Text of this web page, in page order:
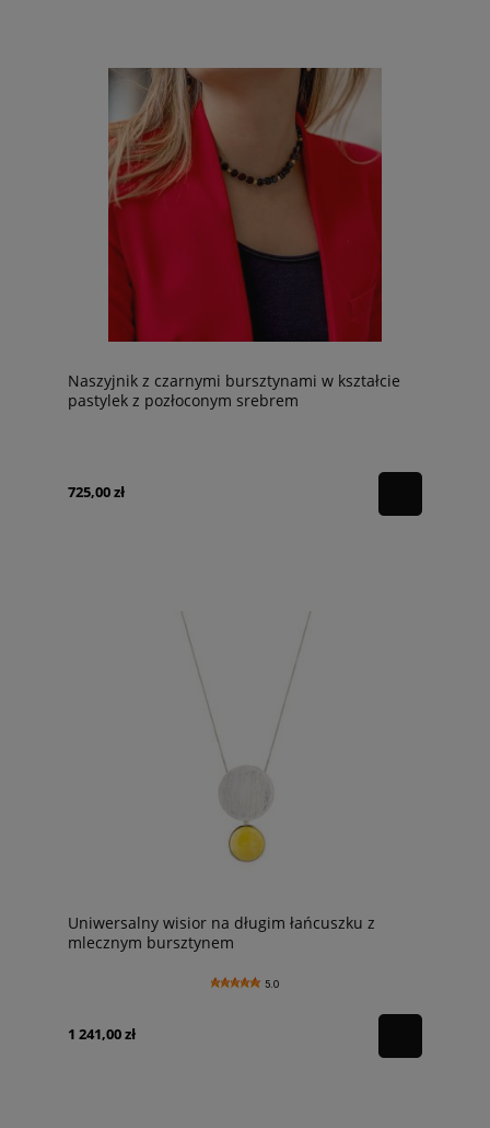
Naszyjnik z czarnymi bursztynami w kształcie
pastylek z pozłoconym srebrem
725,00 zł
Uniwersalny wisior na długim łańcuszku z
mlecznym bursztynem
5.0
1 241,00 zł